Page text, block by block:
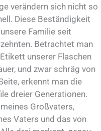
verändern sich nicht so
Diese Beständigkeit
Familie seit
Betrachtet man
unserer Flaschen
und zwar schräg von
erkennt man die
dreier Generationen.
Großvaters,
Vaters und das von